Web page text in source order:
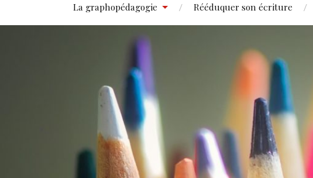
La graphopédagogie Rééduquer son écriture